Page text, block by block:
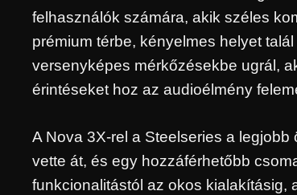
felhasználók számára, akik széles
prémium térbe, kényelmes helyet
versenyképes mérkőzésekbe ugrál,
érintéseket hoz az audioélmény
A Nova 3X-rel a Steelseries a
vette át, és egy hozzáférhetőbb
funkcionalitástól az okos kialakításig,